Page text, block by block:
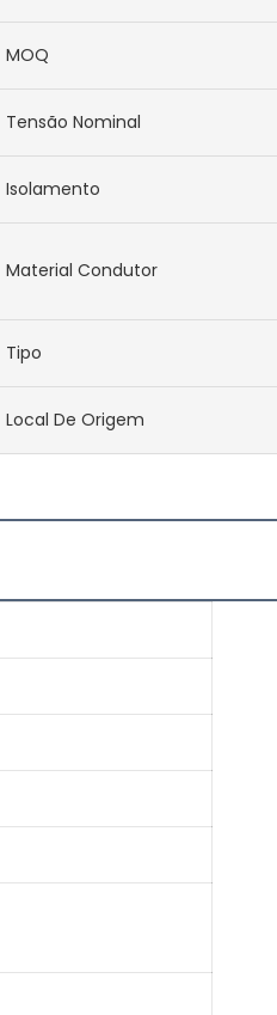
MOQ
Tensão Nominal
Isolamento
Material Condutor
Tipo
Local De Origem